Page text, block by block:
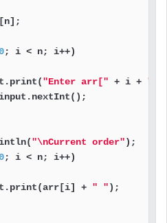
[n];
; i < n; i++)
"Enter arr[" + i + "]:
"\nCurrent order");
; i < n; i++)
+
" ");